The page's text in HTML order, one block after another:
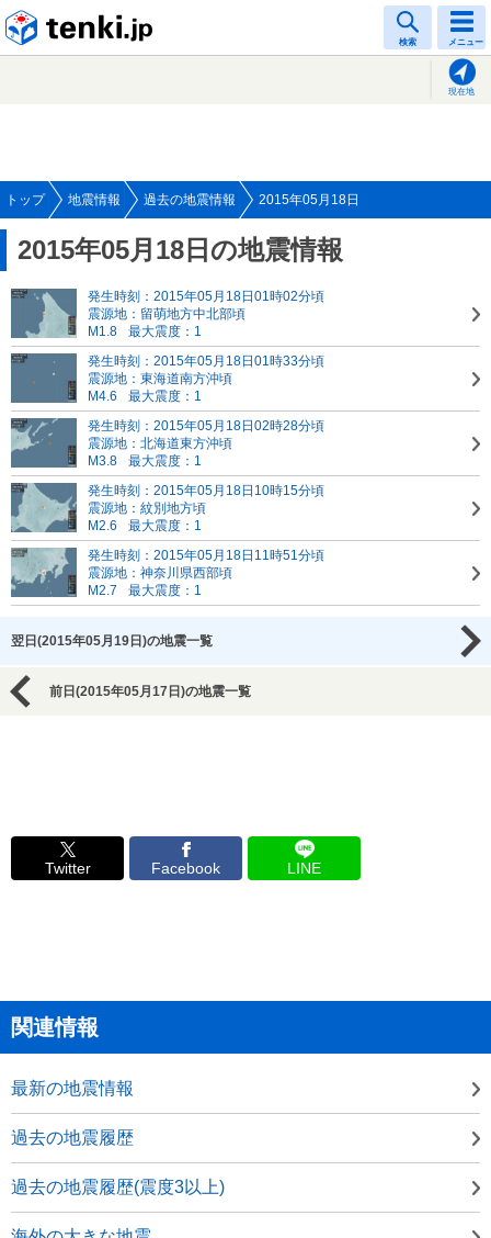
検索 メニュー
現在地
トップ 地震情報 過去の地震情報 2015年05月18日
2015年05月18日の地震情報
発生時刻：2015年05月18日01時02分頃
震源地：留萌地方中北部頃
M1.8
最大震度：1
発生時刻：2015年05月18日01時33分頃
震源地：東海道南方沖頃
M4.6
最大震度：1
発生時刻：2015年05月18日02時28分頃
震源地：北海道東方沖頃
M3.8
最大震度：1
発生時刻：2015年05月18日10時15分頃
震源地：紋別地方頃
M2.6
最大震度：1
発生時刻：2015年05月18日11時51分頃
震源地：神奈川県西部頃
M2.7
最大震度：1
翌日(2015年05月19日)の地震一覧
前日(2015年05月17日)の地震一覧
Twitter Facebook LINE
関連情報
最新の地震情報
過去の地震履歴
過去の地震履歴(震度3以上)